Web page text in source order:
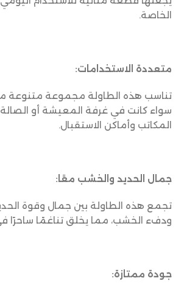
الخاصة.
متعددة الاستخدامات:
تناسب هذه الطاولة مجموعة متنوعة
سواء كانت في غرفة المعيشة أو
المكاتب وأماكن الاستقبال.
جمال الحديد والخشب معًا:
تجمع هذه الطاولة بين جمال وقوة
ودفء الخشب، مما يخلق تناغمًا ساحرًا
جودة ممتازة: